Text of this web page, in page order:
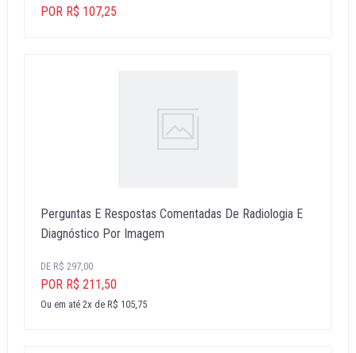
POR R$ 107,25
Perguntas E Respostas Comentadas De Radiologia E
Diagnóstico Por Imagem
DE R$ 297,00
POR R$ 211,50
Ou em até 2x de R$ 105,75